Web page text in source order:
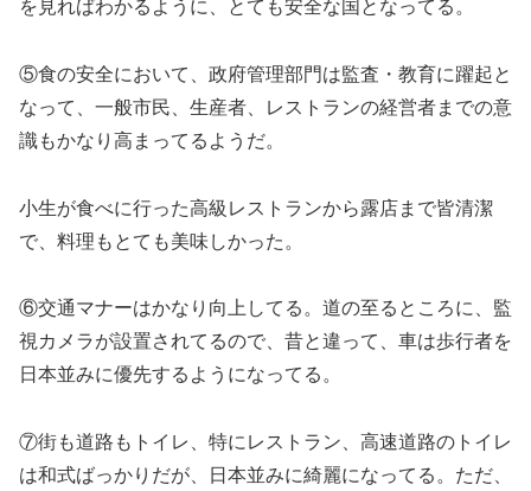
を見ればわかるように、とても安全な国となってる。
⑤食の安全において、政府管理部門は監査・教育に躍起と
なって、一般市民、生産者、レストランの経営者までの意
識もかなり高まってるようだ。
小生が食べに行った高級レストランから露店まで皆清潔
で、料理もとても美味しかった。
⑥交通マナーはかなり向上してる。道の至るところに、監
視カメラが設置されてるので、昔と違って、車は歩行者を
日本並みに優先するようになってる。
⑦街も道路もトイレ、特にレストラン、高速道路のトイレ
は和式ばっかりだが、日本並みに綺麗になってる。ただ、